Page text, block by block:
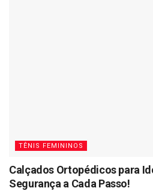
TÊNIS FEMININOS
Calçados Ortopédicos para
Segurança a Cada Passo!